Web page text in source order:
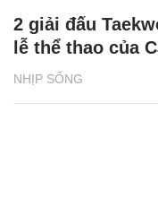
NHỊP SỐNG
2 giải đấu
lễ thể thao của